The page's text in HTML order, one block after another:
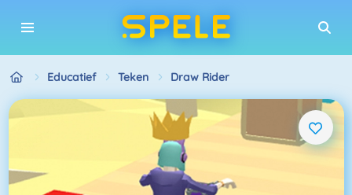
Educatief Teken Draw Rider